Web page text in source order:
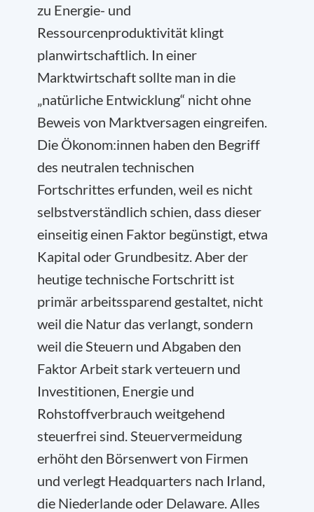
zu Energie- und
Ressourcenproduktivität klingt
planwirtschaftlich. In einer
Marktwirtschaft sollte man in die
„natürliche Entwicklung“ nicht ohne
Beweis von Marktversagen eingreifen.
Die Ökonom:innen haben den Begriff
des neutralen technischen
Fortschrittes erfunden, weil es nicht
selbstverständlich schien, dass dieser
einseitig einen Faktor begünstigt, etwa
Kapital oder Grundbesitz. Aber der
heutige technische Fortschritt ist
primär arbeitssparend gestaltet, nicht
weil die Natur das verlangt, sondern
weil die Steuern und Abgaben den
Faktor Arbeit stark verteuern und
Investitionen, Energie und
Rohstoffverbrauch weitgehend
steuerfrei sind. Steuervermeidung
erhöht den Börsenwert von Firmen
und verlegt Headquarters nach Irland,
die Niederlande oder Delaware. Alles